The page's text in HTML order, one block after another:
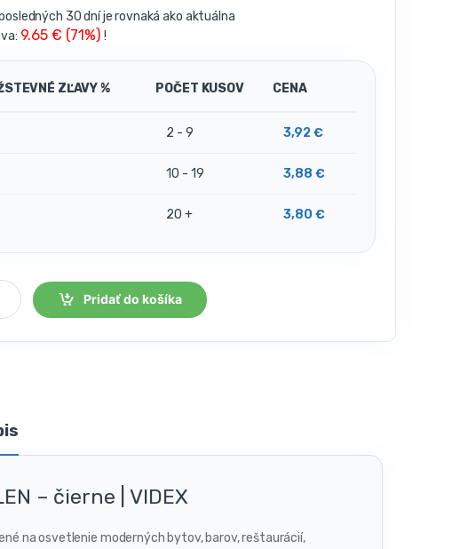
30 dní je rovnaká ako aktuálna
9.65 € (71%) !
ZĽAVY % POČET KUSOV CENA
2 - 9 3,92€
10 - 19 3,88 €
20 + 3,80 €
Pridať do košíka
– čierne | VIDEX
na osvetlenie moderných bytov, barov, reštaurácií,